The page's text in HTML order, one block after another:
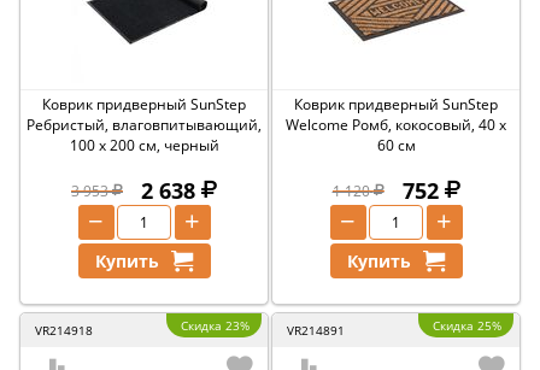
Коврик придверный SunStep
Ребристый, влаговпитывающий,
100 x 200 см, черный
3 953 2 638
+
−
Купить
Коврик придверный SunStep
Welcome Ромб, кокосовый, 40 x
60 см
1 120 752
+
−
Купить
VR214918 Скидка 23% VR214891 Скидка 25%